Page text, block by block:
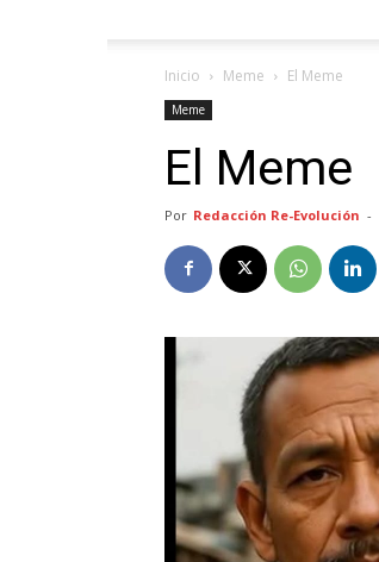
Inicio Meme El Meme
Meme
El Meme
Por Redacción Re-Evolución -